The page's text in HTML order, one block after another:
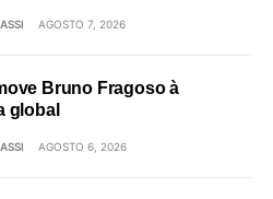
AGOSTO 7, 2026
Bruno Fragoso à
global
AGOSTO 6, 2026